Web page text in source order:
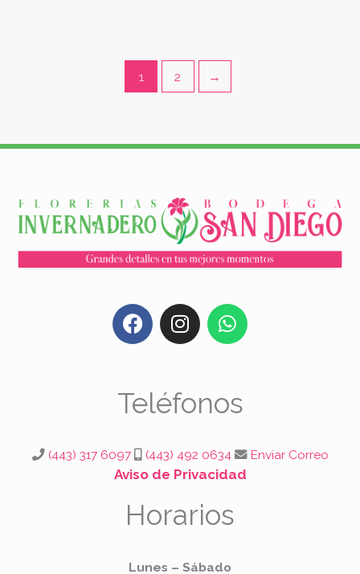
1 2 →
F
a
b
o
k
I
n
a
g
a
m
W
h
s
a
p
Teléfonos
(443) 317 6097 (443) 492 0634 Enviar Correo
Aviso de Privacidad
Horarios
Lunes – Sábado